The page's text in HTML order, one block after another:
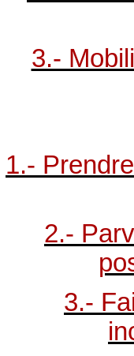
3.-
1.-
2.-
3.-